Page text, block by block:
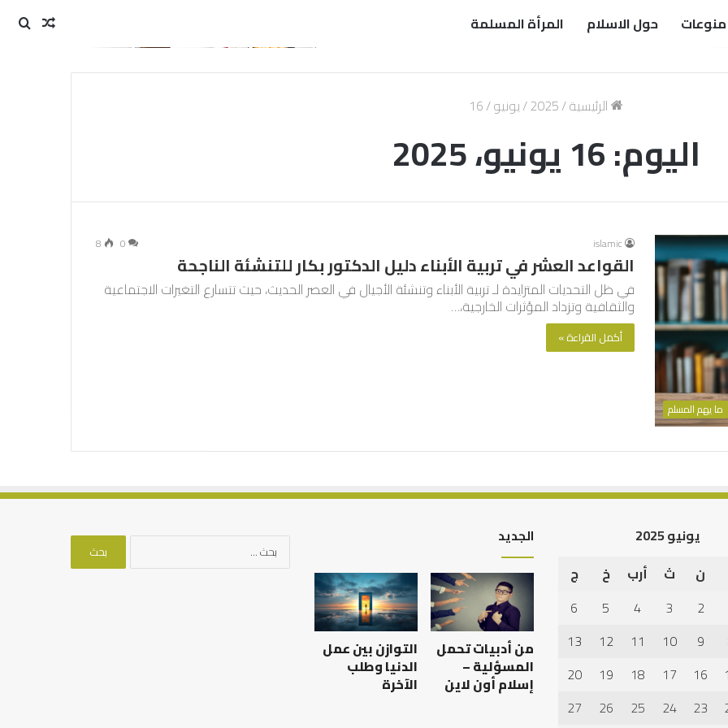
منوعات حول الاسلام المرأة المسلمة
مقال
الرئيسية/
2025
/يونيو/
16
اليوم:16 يونيو، 2025
ما يهم المسلم
islamic
0
8
القواعد العشر في تربية الأبناء دليل الدكتور بكار للتنشئة الناجحة
في ظل التحديات المتزايدة لـ تربية الأبناء وتنشئة الأجيال في العصر الحديث، حيث تتسارع التغيرات الاجتماعية
والثقافية وتزداد المؤثرات الخارجية،…
أكمل القراءة »
العبادات شخصية
أهم
أسباب
عدم
استجابة
الدعاء
أهم أسباب عدم استجابة
العلاقة
العلمية
بين
الإمام
مالك
والليث
بن
يونيو 2025
ن ث أرب خ
ج
2
3
4
5
6
9
10
11
12
13
16
17
18
19
20
23
24
25
26
27
الجديد
من أدبيات تحمل
المسؤلية –
إسلام أون لاين
التوازن بين عمل
الدنيا وطلب
الآخرة
البحث